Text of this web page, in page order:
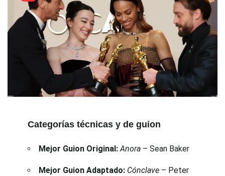
Categorías técnicas y de guion
Mejor Guion Original: Anora – Sean Baker
Mejor Guion Adaptado: Cónclave – Peter